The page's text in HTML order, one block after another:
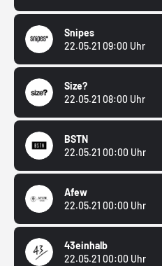
Snipes
22.05.21 09:00 Uhr
Size?
22.05.21 08:00 Uhr
BSTN
22.05.21 00:00 Uhr
Afew
22.05.21 00:00 Uhr
43einhalb
22.05.21 00:00 Uhr